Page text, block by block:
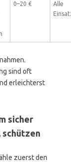
0–20 €
Alle
sind oft
erleichterst
sicher
zuerst den